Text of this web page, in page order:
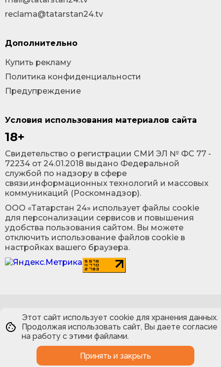
Условия использования материалов сайта
18+
Cвидетельство о регистрации СМИ ЭЛ № ФС 77 -
72234 от 24.01.2018 выдано Федеральной
службой по надзору в сфере
связи,информационных технологий и массовых
коммуникаций (Роскомнадзор).
ООО «Татарстан 24» использует файлы cookie
для персонализации сервисов и повышения
удобства пользования сайтом. Вы можете
отключить использование файлов cookie в
настройках вашего браузера.
reclama@tatarstan24.tv
Дополнительно
Купить рекламу
Политика конфиденциальности
Предупреждение
Этот сайт использует cookie для хранения данных.
Продолжая использовать сайт, Вы даете согласие
на работу с этими файлами.
Принять и закрыть